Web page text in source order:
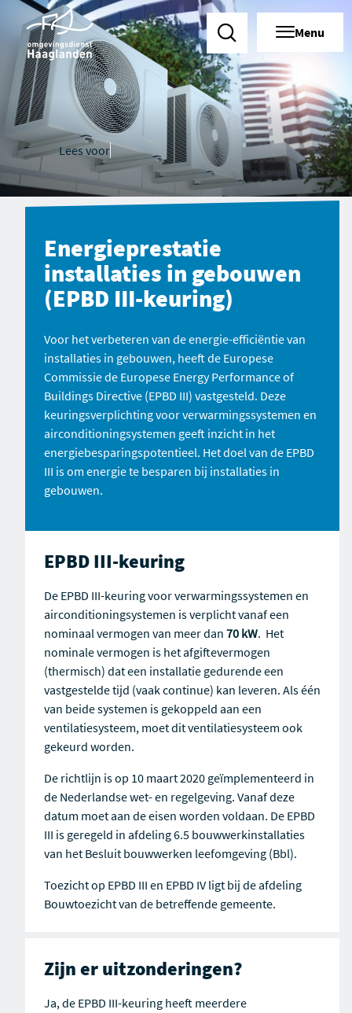
Zoeken Menu
Lees voor
Energieprestatie
installaties in gebouwen
(EPBD III-keuring)
Voor het verbeteren van de energie-efficiëntie van
installaties in gebouwen, heeft de Europese
Commissie de Europese Energy Performance of
Buildings Directive (EPBD III) vastgesteld. Deze
keuringsverplichting voor verwarmingssystemen en
airconditioningsystemen geeft inzicht in het
energiebesparingspotentieel. Het doel van de EPBD
III is om energie te besparen bij installaties in
gebouwen.
EPBD III-keuring
De EPBD III-keuring voor verwarmingssystemen en
airconditioningsystemen is verplicht vanaf een
nominaal vermogen van meer dan 70 kW. Het
nominale vermogen is het afgiftevermogen
(thermisch) dat een installatie gedurende een
vastgestelde tijd (vaak continue) kan leveren. Als één
van beide systemen is gekoppeld aan een
ventilatiesysteem, moet dit ventilatiesysteem ook
gekeurd worden.
De richtlijn is op 10 maart 2020 geïmplementeerd in
de Nederlandse wet- en regelgeving. Vanaf deze
datum moet aan de eisen worden voldaan. De EPBD
III is geregeld in afdeling 6.5 bouwwerkinstallaties
van het Besluit bouwwerken leefomgeving (Bbl).
Toezicht op EPBD III en EPBD IV ligt bij de afdeling
Bouwtoezicht van de betreffende gemeente.
Zijn er uitzonderingen?
Ja, de EPBD III-keuring heeft meerdere